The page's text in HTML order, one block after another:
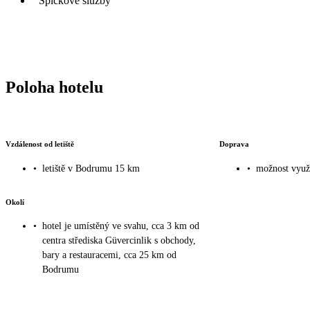
Poloha hotelu
Vzdálenost od letiště
• letiště v Bodrumu 15 km
Doprava
• možnost
Okolí
• hotel je umístěný ve svahu, cca 3 km od
centra střediska Güvercinlik s obchody,
bary a restauracemi, cca 25 km od
Bodrumu